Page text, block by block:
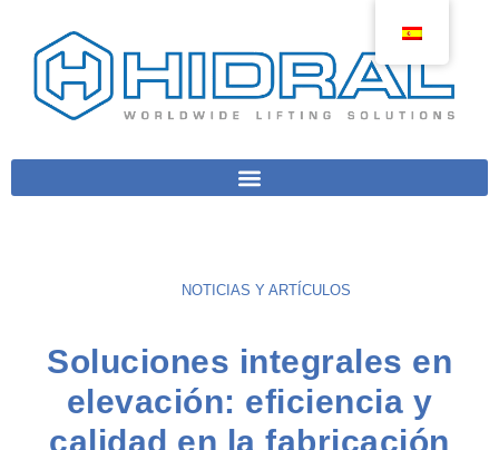
NOTICIAS Y ARTÍCULOS
Soluciones integrales en
elevación: eficiencia y
calidad en la fabricación